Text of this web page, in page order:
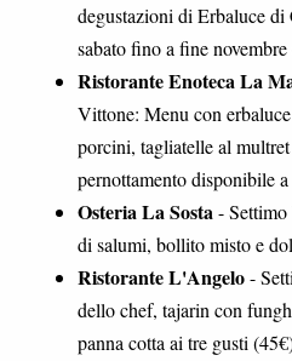
degustazioni di Erbaluce
sabato fino a fine
Ristorante Enoteca La
Vittone: Menu con
porcini, tagliatelle al
pernottamento disponibile
Osteria La Sosta-
di salumi, bollito misto e
Ristorante L'Angelo-
dello chef, tajarin con
panna cotta ai tre gusti